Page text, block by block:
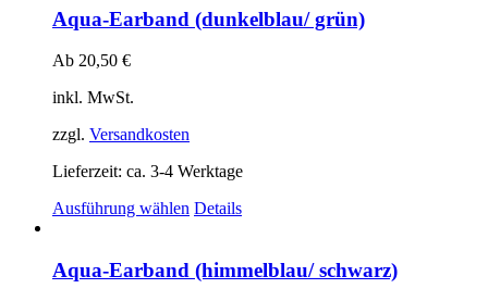
Aqua-Earband (dunkelblau/ grün)
Ab 20,50 €
inkl. MwSt.
zzgl. Versandkosten
Lieferzeit: ca. 3-4 Werktage
Ausführung wählen Dieses
mehrere
Varianten
Details
Aqua-Earband (himmelblau/ schwarz)